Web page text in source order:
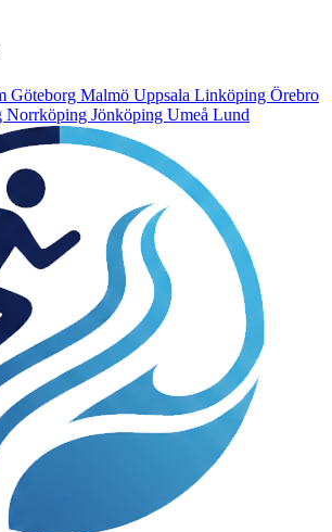
Göteborg Malmö Uppsala Linköping Örebro
Norrköping Jönköping Umeå Lund